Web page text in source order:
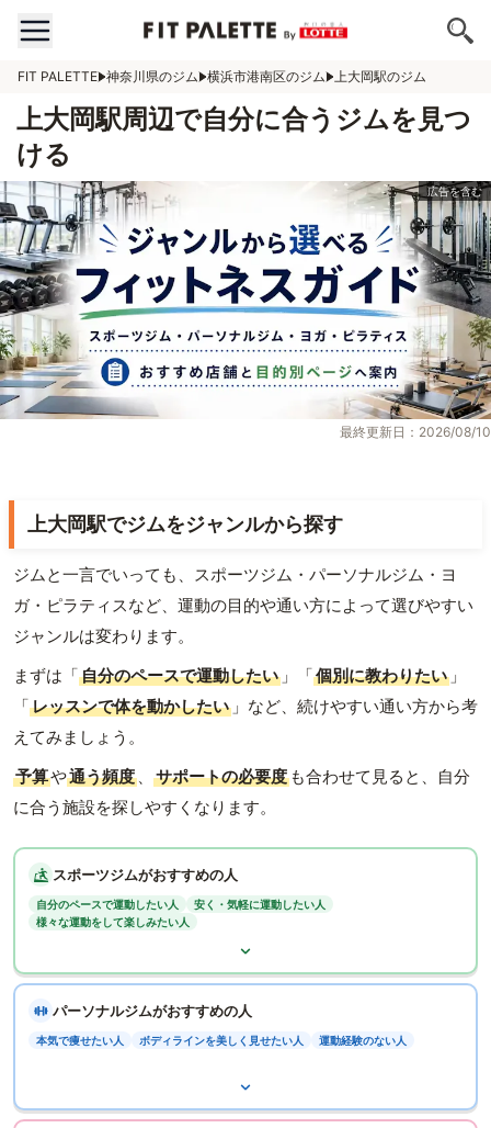
FIT PALETTE 神奈川県のジム 横浜市港南区のジム 上大岡駅のジム
上大岡駅周辺で自分に合うジムを見つ
ける
最終更新日：2026/08/10
上大岡駅でジムをジャンルから探す
ジムと一言でいっても、スポーツジム・パーソナルジム・ヨ
ガ・ピラティスなど、運動の目的や通い方によって選びやすい
ジャンルは変わります。
まずは「自分のペースで運動したい 」「個別に教わりたい 」
「レッスンで体を動かしたい 」など、続けやすい通い方から考
えてみましょう。
予算や通う頻度 、 サポートの必要度 も合わせて見ると、自分
に合う施設を探しやすくなります。
スポーツジムがおすすめの人
自分のペースで運動したい人
安く・気軽に運動したい人
様々な運動をして楽しみたい人
パーソナルジムがおすすめの人
本気で痩せたい人 ボディラインを美しく見せたい人 運動経験のない人